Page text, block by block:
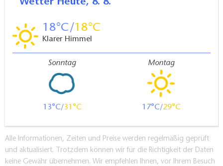
möglich
Anfrage unter 033652/ 6102
Wetter Heute, 8. 8.
18 18
Klarer Himmel
Sonntag
13 31
Montag
17 29
Alle Informationen, Zeiten und Preise werden regelmäßig geprüft
und aktualisiert. Trotzdem können wir für die Richtigkeit der Daten
keine Gewähr übernehmen. Wir empfehlen Ihnen, vor Ihrem Besuch